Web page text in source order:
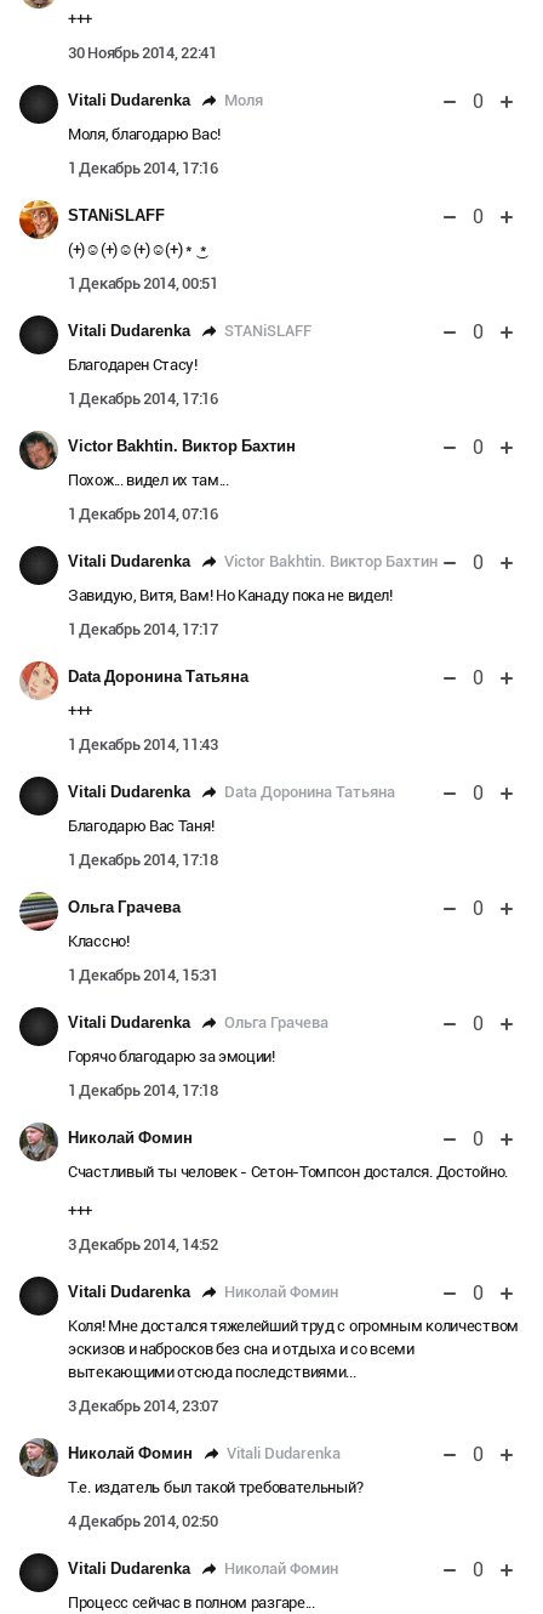
+++
30 Ноябрь 2014, 22:41
Vitali Dudarenka Моля 0
Моля, благодарю Вас!
1 Декабрь 2014, 17:16
STANiSLAFF 0
(+)☺(+)☺(+)☺(+) * ͜ *
1 Декабрь 2014, 00:51
Vitali Dudarenka STANiSLAFF 0
Благодарен Стасу!
1 Декабрь 2014, 17:16
Victor Bakhtin. Виктор Бахтин 0
Похож... видел их там...
1 Декабрь 2014, 07:16
Vitali Dudarenka Victor Bakhtin. Виктор Бахтин 0
Завидую, Витя, Вам! Но Канаду пока не видел!
1 Декабрь 2014, 17:17
Data Доронина Татьяна 0
+++
1 Декабрь 2014, 11:43
Vitali Dudarenka Data Доронина Татьяна 0
Благодарю Вас Таня!
1 Декабрь 2014, 17:18
Ольга Грачева 0
Классно!
1 Декабрь 2014, 15:31
Vitali Dudarenka Ольга Грачева 0
Горячо благодарю за эмоции!
1 Декабрь 2014, 17:18
Николай Фомин 0
Счастливый ты человек - Сетон-Томпсон достался. Достойно.
+++
3 Декабрь 2014, 14:52
Vitali Dudarenka Николай Фомин 0
Коля! Мне достался тяжелейший труд с огромным количеством
эскизов и набросков без сна и отдыха и со всеми
вытекающими отсюда последствиями...
3 Декабрь 2014, 23:07
Николай Фомин Vitali Dudarenka 0
Т.е. издатель был такой требовательный?
4 Декабрь 2014, 02:50
Vitali Dudarenka Николай Фомин 0
Процесс сейчас в полном разгаре...